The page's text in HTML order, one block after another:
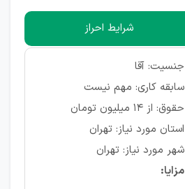
شرایط احراز
جنسیت: آقا
سابقه کاری: مهم نیست
حقوق: از ۱۴ میلیون تومان
استان مورد نیاز: تهران
شهر مورد نیاز: تهران
مزایا: